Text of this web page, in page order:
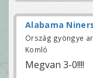
Alabama
Ország gyöngye
Komló
Megvan 3-0!!!!